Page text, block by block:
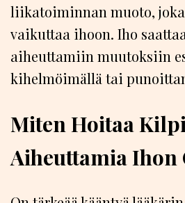
liikatoiminnan muoto,
vaikuttaa ihoon. Iho
aiheuttamiin muutoksiin
kihelmöimällä tai
Miten Hoitaa
Aiheuttamia Ihon